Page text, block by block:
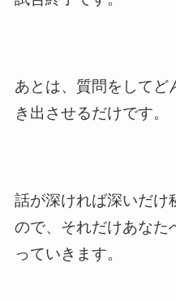
あとは、質問をしてど
き出させるだけです。
話が深ければ深いだけ
ので、それだけあなた
っていきます。